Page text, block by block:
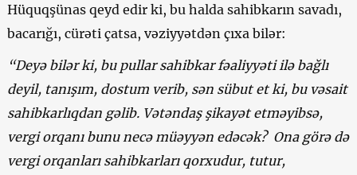
Hüquqşünas qeyd edir ki, bu halda sahibkarın savadı,
bacarığı, cürəti çatsa, vəziyyətdən çıxa bilər:
“Deyə bilər ki, bu pullar sahibkar fəaliyyəti ilə bağlı
deyil, tanışım, dostum verib, sən sübut et ki, bu vəsait
sahibkarlıqdan gəlib. Vətəndaş şikayət etməyibsə,
vergi orqanı bunu necə müəyyən edəcək? Ona görə də
vergi orqanları sahibkarları qorxudur, tutur,